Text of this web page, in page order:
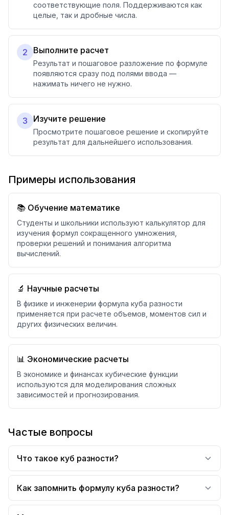
соответствующие поля. Поддерживаются как
целые, так и дробные числа.
2 Выполните расчет
Результат и пошаговое разложение по формуле
появляются сразу под полями ввода —
нажимать ничего не нужно.
3 Изучите решение
Просмотрите пошаговое решение и скопируйте
результат для дальнейшего использования.
Примеры использования
📚 Обучение математике
Студенты и школьники используют калькулятор для
изучения формул сокращенного умножения,
проверки решений и понимания алгоритма
вычислений.
🔬 Научные расчеты
В физике и инженерии формула куба разности
применяется при расчете объемов, моментов сил и
других физических величин.
📊 Экономические расчеты
В экономике и финансах кубические функции
используются для моделирования сложных
зависимостей и прогнозирования.
Частые вопросы
Что такое куб разности?
Как запомнить формулу куба разности?